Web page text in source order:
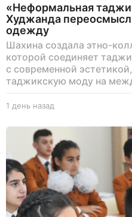
«Неформальная
Худжанда
одежду
Шахина создала этно-
которой соединяет
с современной
таджикскую моду на
1 день назад
е
н
ь
н
а
з
а
д